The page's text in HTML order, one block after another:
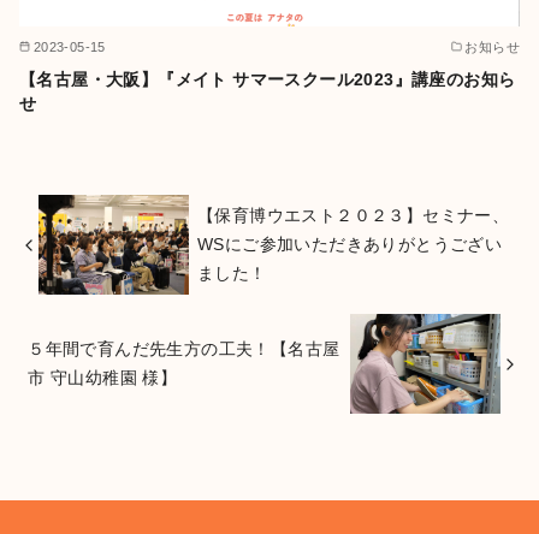
2023-05-15 お知らせ
【名古屋・大阪】『メイト サマースクール2023』講座のお知ら
せ
【保育博ウエスト２０２３】セミナー、
WSにご参加いただきありがとうござい
ました！
５年間で育んだ先生方の工夫！【名古屋
市 守山幼稚園 様】